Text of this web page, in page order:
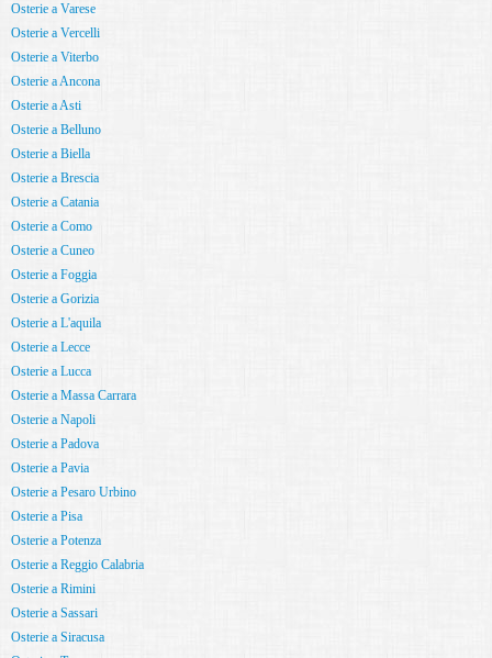
Osterie a Varese
Osterie a Vercelli
Osterie a Viterbo
Osterie a Ancona
Osterie a Asti
Osterie a Belluno
Osterie a Biella
Osterie a Brescia
Osterie a Catania
Osterie a Como
Osterie a Cuneo
Osterie a Foggia
Osterie a Gorizia
Osterie a L'aquila
Osterie a Lecce
Osterie a Lucca
Osterie a Massa Carrara
Osterie a Napoli
Osterie a Padova
Osterie a Pavia
Osterie a Pesaro Urbino
Osterie a Pisa
Osterie a Potenza
Osterie a Reggio Calabria
Osterie a Rimini
Osterie a Sassari
Osterie a Siracusa